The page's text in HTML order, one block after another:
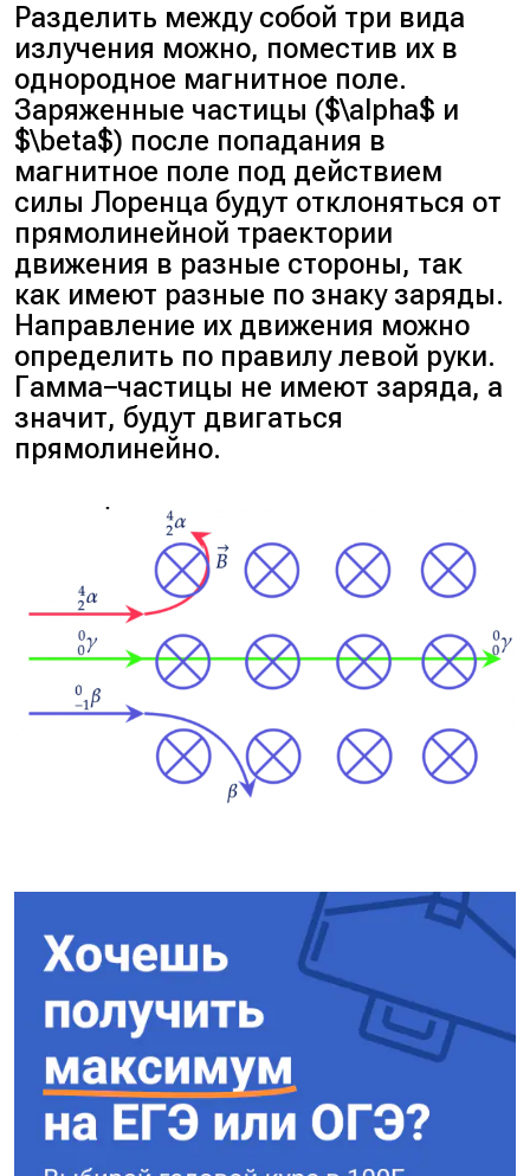
Разделить между собой три вида
излучения можно, поместив их в
однородное магнитное поле.
Заряженные частицы ($\alpha$ и
$\beta$) после попадания в
магнитное поле под действием
силы Лоренца будут отклоняться от
прямолинейной траектории
движения в разные стороны, так
как имеют разные по знаку заряды.
Направление их движения можно
определить по правилу левой руки.
Гамма−частицы не имеют заряда, а
значит, будут двигаться
прямолинейно.